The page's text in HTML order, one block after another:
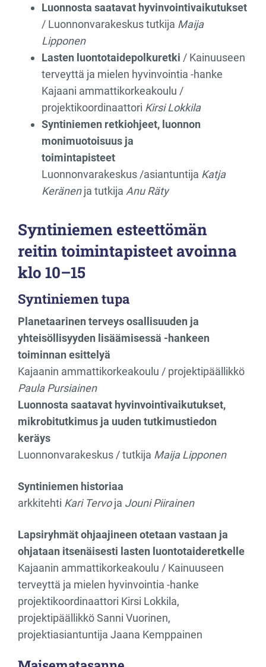
Luonnosta saatavat hyvinvointivaikutukset
/ Luonnonvarakeskus tutkija Maija
Lipponen
Lasten luontotaidepolkuretki / Kainuuseen
terveyttä ja mielen hyvinvointia -hanke
Kajaani ammattikorkeakoulu /
projektikoordinaattori Kirsi Lokkila
Syntiniemen retkiohjeet, luonnon
monimuotoisuus ja
toimintapisteet
Luonnonvarakeskus /asiantuntija Katja
Keränenja tutkija Anu Räty
Syntiniemen esteettömän
reitin toimintapisteet avoinna
klo 10–15
Syntiniemen tupa
Planetaarinen terveys osallisuuden ja
yhteisöllisyyden lisäämisessä -hankeen
toiminnan esittelyä
Kajaanin ammattikorkeakoulu / projektipäällikkö
Paula Pursiainen
Luonnosta saatavat hyvinvointivaikutukset,
mikrobitutkimus ja uuden tutkimustiedon
keräys
Luonnonvarakeskus / tutkija Maija Lipponen
Syntiniemen historiaa
arkkitehti Kari Tervoja Jouni Piirainen
Lapsiryhmät ohjaajineen otetaan vastaan ja
ohjataan itsenäisesti lasten luontotaideretkelle
Kajaanin ammattikorkeakoulu / Kainuuseen
terveyttä ja mielen hyvinvointia -hanke
projektikoordinaattori Kirsi Lokkila,
projektipäällikkö Sanni Vuorinen,
projektiasiantuntija Jaana Kemppainen